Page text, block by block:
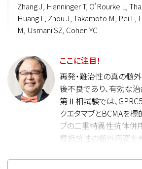
Zhang J, Henninger T, O'Rourke L,
Huang L, Zhou J, Takamoto M, Pei L,
M, Usmani SZ, Cohen YC
ここに注目！
再発・難治性の真の髄
後不良であり、有効な
第Ⅱ相試験では、
クエタマブとBCMAを標
ブの二重特異性抗体併
療抵抗性の髄外病変を
79％に認められ、奏効